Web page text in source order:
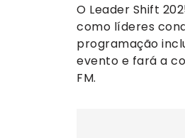
O Leader Shift
como líderes
programação
evento e fará a
FM.